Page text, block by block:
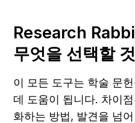
Research
무엇을 선택할
이 모든 도구는 학술 문
데 도움이 됩니다. 차이
화하는 방법, 발견을 넘